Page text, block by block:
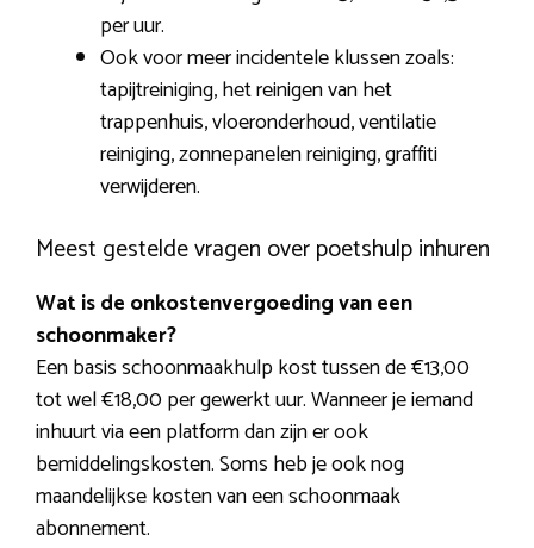
per uur.
Ook voor meer incidentele klussen zoals:
tapijtreiniging, het reinigen van het
trappenhuis, vloeronderhoud, ventilatie
reiniging, zonnepanelen reiniging, graffiti
verwijderen.
Meest gestelde vragen over poetshulp inhuren
Wat is de onkostenvergoeding van een
schoonmaker?
Een basis schoonmaakhulp kost tussen de €13,00
tot wel €18,00 per gewerkt uur. Wanneer je iemand
inhuurt via een platform dan zijn er ook
bemiddelingskosten. Soms heb je ook nog
maandelijkse kosten van een schoonmaak
abonnement.